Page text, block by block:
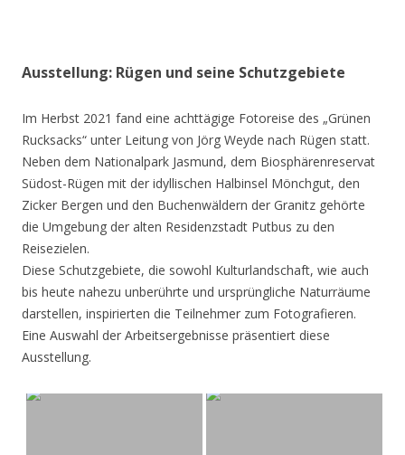
Ausstellung: Rügen und seine Schutzgebiete
Im Herbst 2021 fand eine achttägige Fotoreise des „Grünen
Rucksacks“ unter Leitung von Jörg Weyde nach Rügen statt.
Neben dem Nationalpark Jasmund, dem Biosphärenreservat
Südost-Rügen mit der idyllischen Halbinsel Mönchgut, den
Zicker Bergen und den Buchenwäldern der Granitz gehörte
die Umgebung der alten Residenzstadt Putbus zu den
Reisezielen.
Diese Schutzgebiete, die sowohl Kulturlandschaft, wie auch
bis heute nahezu unberührte und ursprüngliche Naturräume
darstellen, inspirierten die Teilnehmer zum Fotografieren.
Eine Auswahl der Arbeitsergebnisse präsentiert diese
Ausstellung.